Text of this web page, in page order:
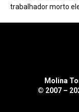
trabalhador morto
Molina
© 2007 –